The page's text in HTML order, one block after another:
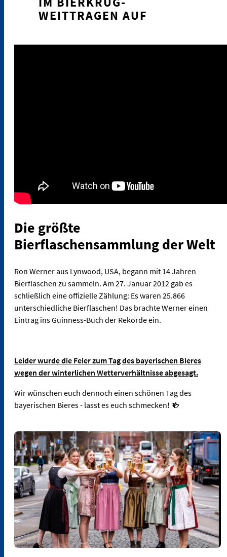
WEITTRAGEN AUF
Die größte
Bierflaschensammlung der Welt
Ron Werner aus Lynwood, USA, begann mit 14 Jahren
Bierflaschen zu sammeln. Am 27. Januar 2012 gab es
schließlich eine offizielle Zählung: Es waren 25.866
unterschiedliche Bierflaschen! Das brachte Werner einen
Eintrag ins Guinness-Buch der Rekorde ein.
Leider wurde die Feier zum Tag des bayerischen Bieres
wegen der winterlichen Wetterverhältnisse abgesagt.
Wir wünschen euch dennoch einen schönen Tag des
bayerischen Bieres - lasst es euch schmecken! 🍻